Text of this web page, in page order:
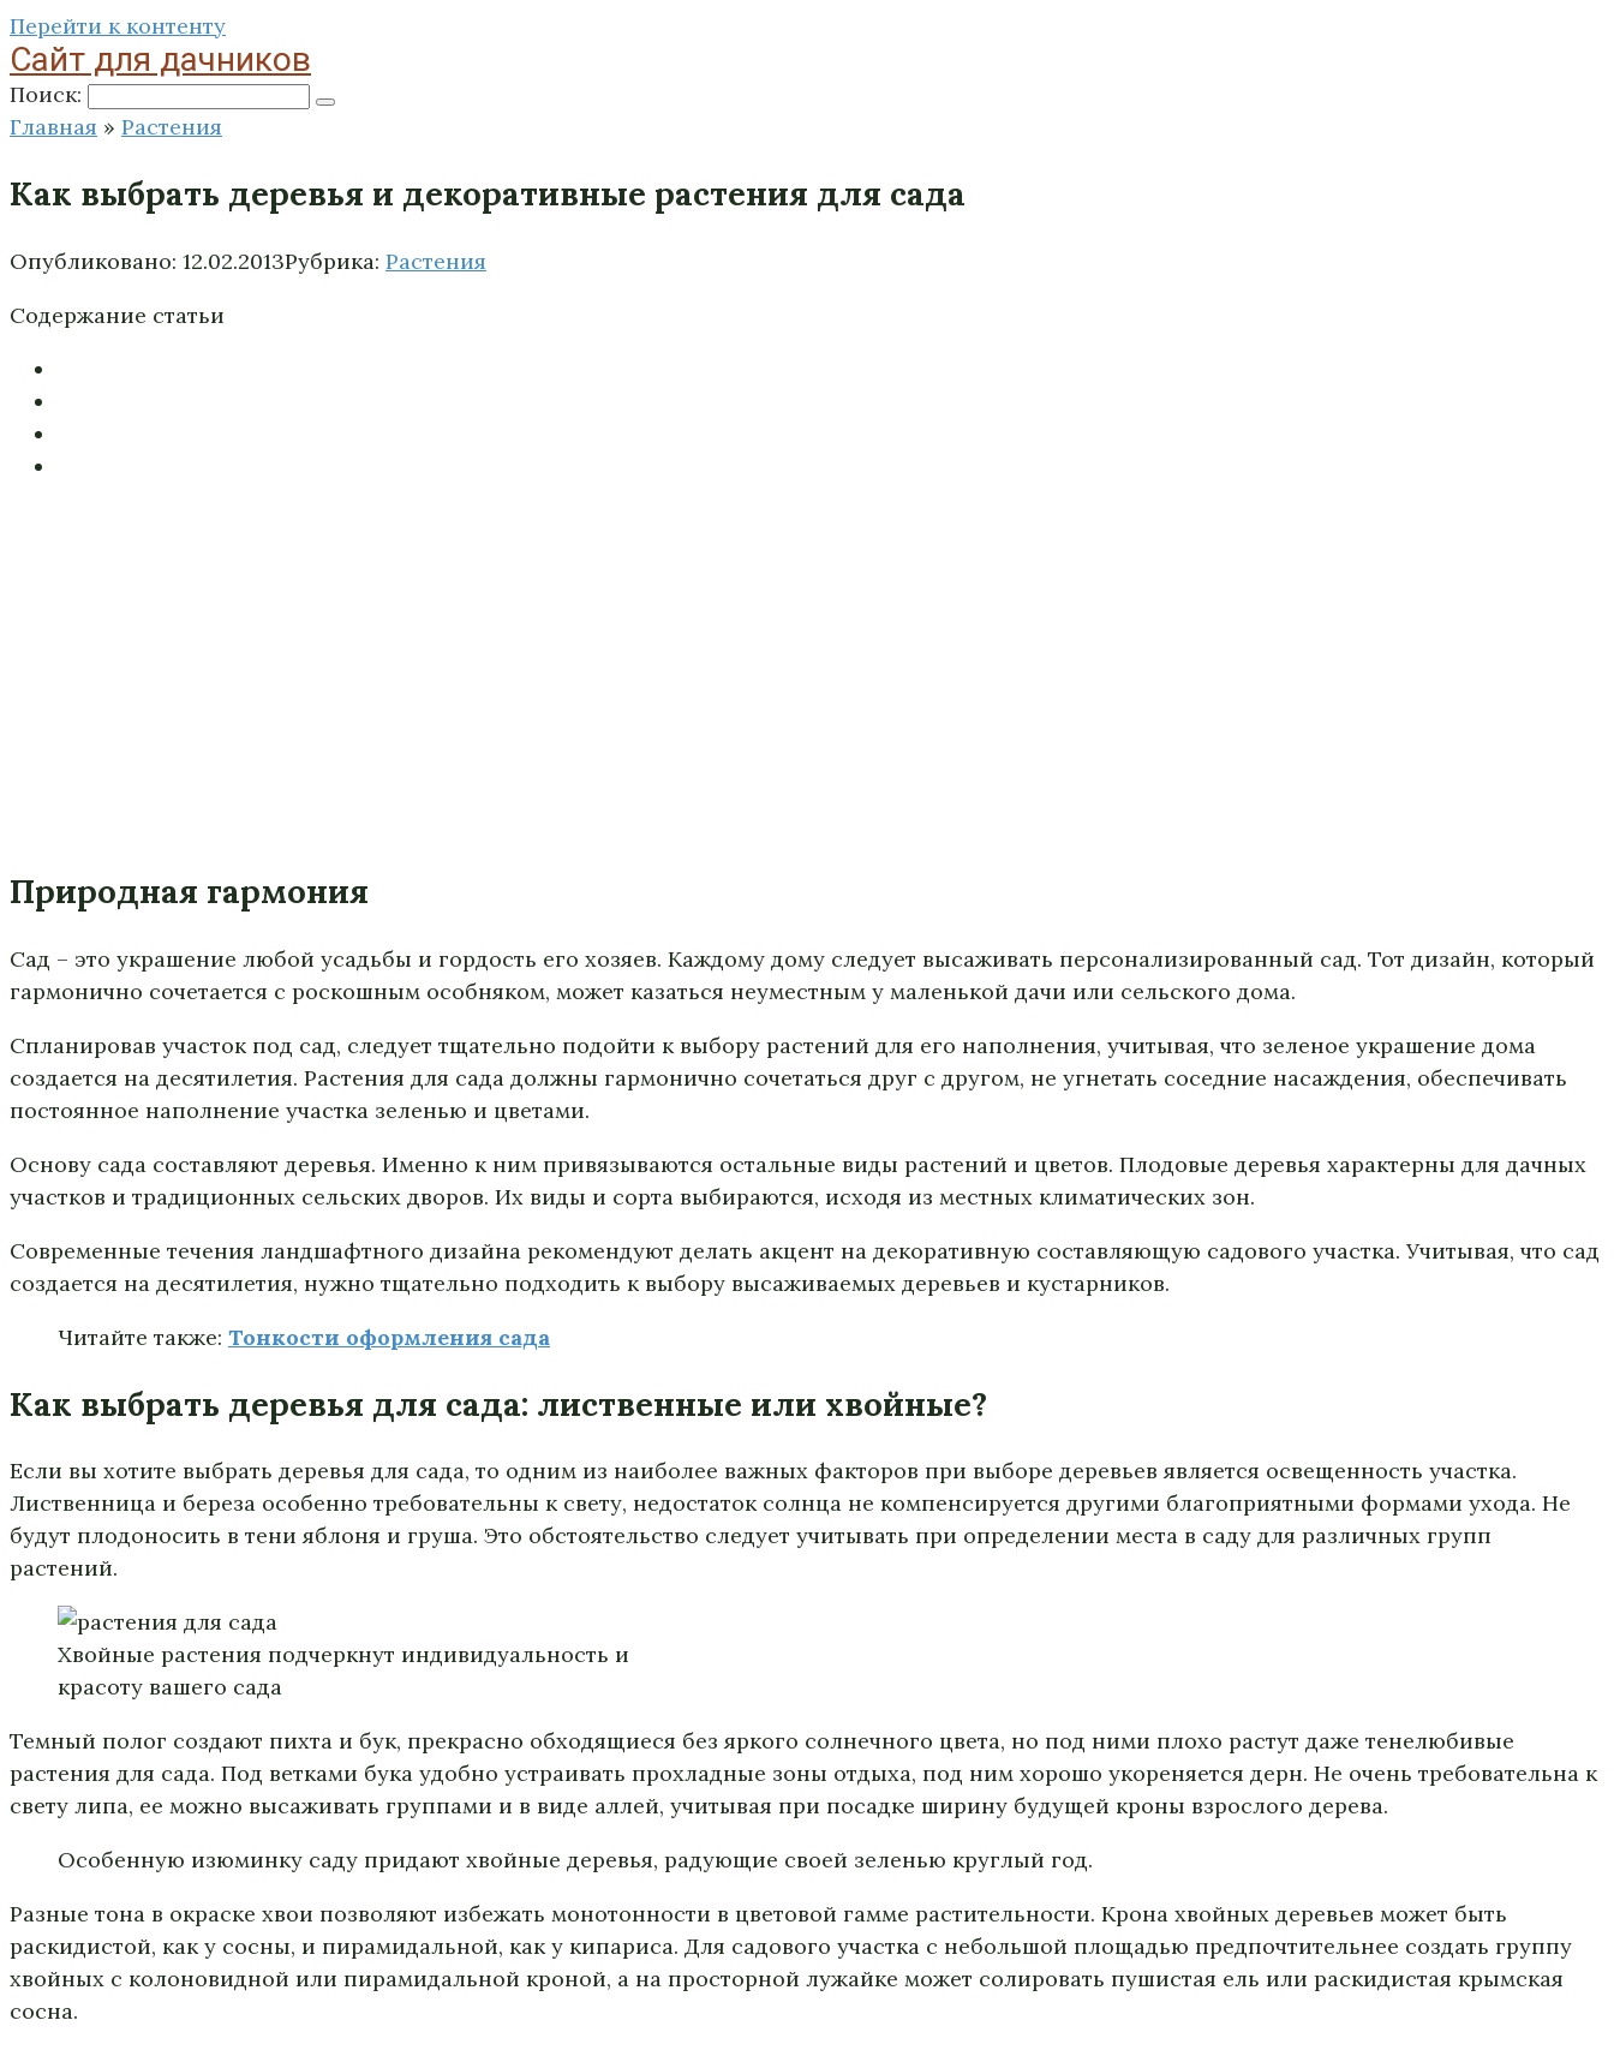
Перейти к контенту
Сайт для дачников
Поиск:
Главная » Растения
Как выбрать деревья и декоративные растения для сада
Опубликовано: 12.02.2013Рубрика: Растения
Содержание статьи
Природная гармония
Сад – это украшение любой усадьбы и гордость его хозяев. Каждому дому следует высаживать персонализированный сад. Тот дизайн, который
гармонично сочетается с роскошным особняком, может казаться неуместным у маленькой дачи или сельского дома.
Спланировав участок под сад, следует тщательно подойти к выбору растений для его наполнения, учитывая, что зеленое украшение дома
создается на десятилетия. Растения для сада должны гармонично сочетаться друг с другом, не угнетать соседние насаждения, обеспечивать
постоянное наполнение участка зеленью и цветами.
Основу сада составляют деревья. Именно к ним привязываются остальные виды растений и цветов. Плодовые деревья характерны для дачных
участков и традиционных сельских дворов. Их виды и сорта выбираются, исходя из местных климатических зон.
Современные течения ландшафтного дизайна рекомендуют делать акцент на декоративную составляющую садового участка. Учитывая, что сад
создается на десятилетия, нужно тщательно подходить к выбору высаживаемых деревьев и кустарников.
Читайте также: Тонкости оформления сада
Как выбрать деревья для сада: лиственные или хвойные?
Если вы хотите выбрать деревья для сада, то одним из наиболее важных факторов при выборе деревьев является освещенность участка.
Лиственница и береза особенно требовательны к свету, недостаток солнца не компенсируется другими благоприятными формами ухода. Не
будут плодоносить в тени яблоня и груша. Это обстоятельство следует учитывать при определении места в саду для различных групп
растений.
Хвойные растения подчеркнут индивидуальность и
красоту вашего сада
Темный полог создают пихта и бук, прекрасно обходящиеся без яркого солнечного цвета, но под ними плохо растут даже тенелюбивые
растения для сада. Под ветками бука удобно устраивать прохладные зоны отдыха, под ним хорошо укореняется дерн. Не очень требовательна к
свету липа, ее можно высаживать группами и в виде аллей, учитывая при посадке ширину будущей кроны взрослого дерева.
Особенную изюминку саду придают хвойные деревья, радующие своей зеленью круглый год.
Разные тона в окраске хвои позволяют избежать монотонности в цветовой гамме растительности. Крона хвойных деревьев может быть
раскидистой, как у сосны, и пирамидальной, как у кипариса. Для садового участка с небольшой площадью предпочтительнее создать группу
хвойных с колоновидной или пирамидальной кроной, а на просторной лужайке может солировать пушистая ель или раскидистая крымская
сосна.